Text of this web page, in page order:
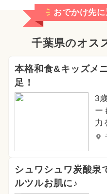
おでかけ先に
千葉県のオス
本格和食&キッズメ
足！
3
ー
力
シュワシュワ炭酸
ルツルお肌に♪